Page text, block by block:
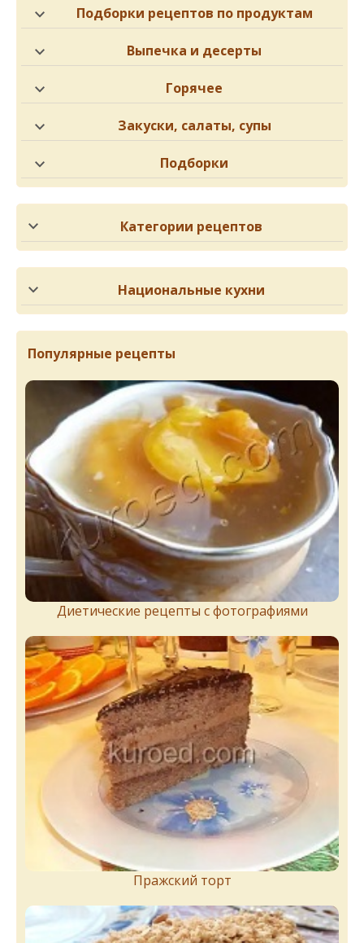
Подборки рецептов по продуктам
Выпечка и десерты
Горячее
Закуски, салаты, супы
Подборки
Категории рецептов
Национальные кухни
Популярные рецепты
Диетические рецепты с фотографиями
Пражский торт